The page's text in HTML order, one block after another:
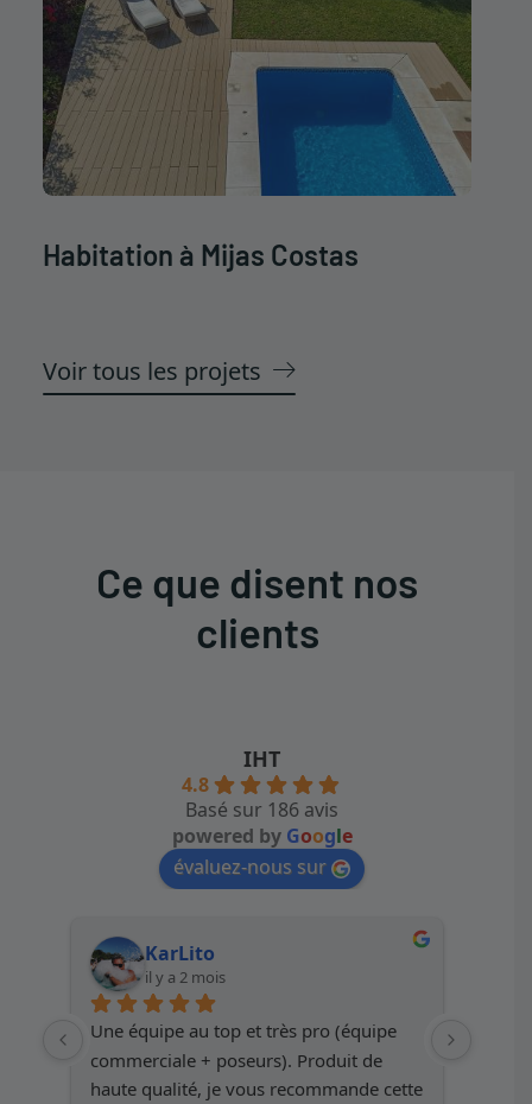
Habitation à Mijas Costas
Voir tous les projets
Ce que disent nos
clients
IHT
4.8
Basé sur 186 avis
powered by Google
évaluez-nous sur
KarLito
il y a 2 mois
Une équipe au top et très pro (équipe
commerciale + poseurs). Produit de
haute qualité, je vous recommande cette